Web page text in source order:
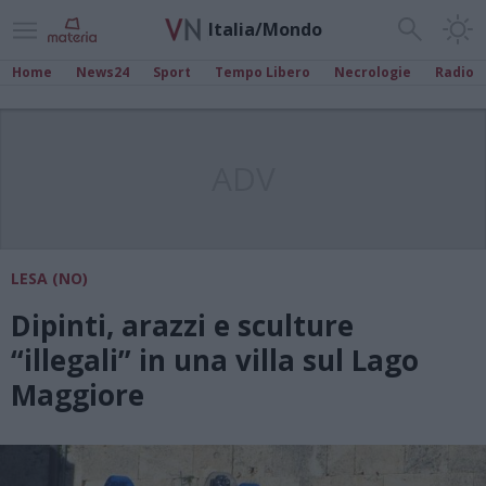
Italia/Mondo
Home News24 Sport Tempo Libero Necrologie Radio
LESA (NO)
Dipinti, arazzi e sculture
“illegali” in una villa sul Lago
Maggiore